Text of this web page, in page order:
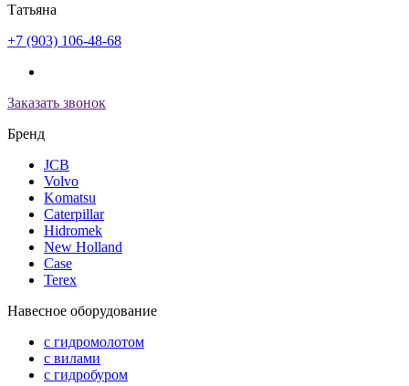
Татьяна
+7 (903) 106-48-68
Заказать звонок
Бренд
JCB
Volvo
Komatsu
Caterpillar
Hidromek
New Holland
Case
Terex
Навесное оборудование
с гидромолотом
с вилами
с гидробуром